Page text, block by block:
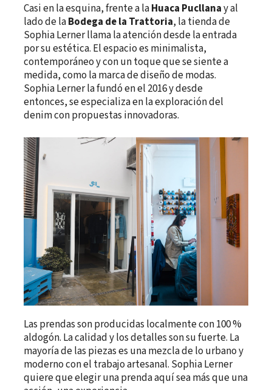
Casi en la esquina, frente a laHuaca Pucllanay al
lado de laBodega de la Trattoria, la tienda de
Sophia Lerner llama la atención desde la entrada
por su estética. El espacio es minimalista,
contemporáneo y con un toque que se siente a
medida, como la marca de diseño de modas.
Sophia Lerner la fundó en el 2016 y desde
entonces, se especializa en la exploración del
denim con propuestas innovadoras.
Las prendas son producidas localmente con 100 %
aldogón. La calidad y los detalles son su fuerte. La
mayoría de las piezas es una mezcla de lo urbano y
moderno con el trabajo artesanal. Sophia Lerner
quiere que elegir una prenda aquí sea más que una